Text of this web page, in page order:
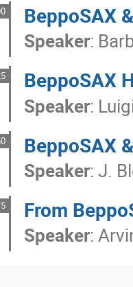
BeppoSAX
Speaker:
BeppoSAX
Speaker:
BeppoSAX
Speaker:J.
From
Speaker: